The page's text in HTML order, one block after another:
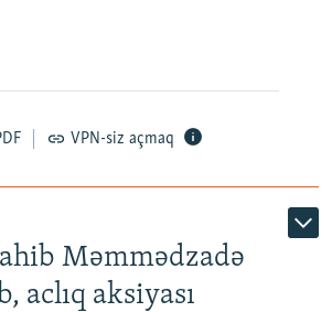
VPN-siz açmaq
Məmmədzadə
aclıq aksiyası